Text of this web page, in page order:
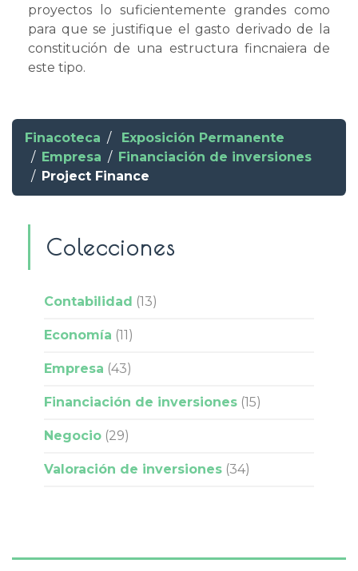
proyectos lo suficientemente grandes como
para que se justifique el gasto derivado de la
constitución de una estructura fincnaiera de
este tipo.
Finacoteca
Exposición Permanente
Empresa
Financiación de inversiones
Project Finance
Colecciones
Contabilidad (13)
Economía (11)
Empresa (43)
Financiación de inversiones (15)
Negocio (29)
Valoración de inversiones (34)